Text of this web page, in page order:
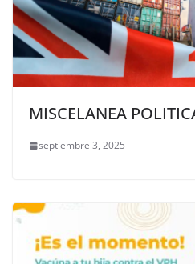
MISCELANEA
septiembre 3, 2025